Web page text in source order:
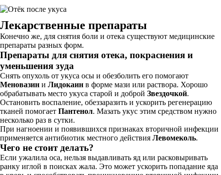
Лекарственные препараты
Конечно же, для снятия боли и отека существуют медицинские
препараты разных форм.
Препараты для снятия отека, покраснения и
уменьшения зуда
Снять опухоль от укуса осы и обезболить его помогают
Меновазин и Лидокаин в форме мази или раствора. Хорошо
обрабатывать место укуса старой и доброй Звездочкой.
Остановить воспаление, обеззаразить и ускорить регенерацию
тканей помогает Пантенол. Мазать укус этим средством нужно
несколько раз в сутки.
При нагноении и появившихся признаках вторичной инфекции
применяется антибиотик местного действия Левомеколь.
Чего не стоит делать?
Если ужалила оса, нельзя выдавливать яд или расковыривать
ранку иглой в поисках жала. Это может ускорить попадание яда